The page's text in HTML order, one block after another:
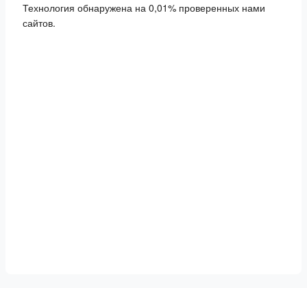
Технология обнаружена на 0,01% проверенных нами
сайтов.